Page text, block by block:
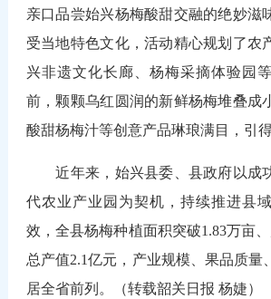
亲口品尝始兴杨梅酸甜交融的绝妙滋
受当地特色文化，活动精心规划了农
兴非遗文化长廊、杨梅采摘体验园
前，颗颗乌红圆润的新鲜杨梅堆叠成
酸甜杨梅汁等创意产品琳琅满目，引
近年来，始兴县委、县政府以成
代农业产业园为契机，持续推进县
效，全县杨梅种植面积突破1.83万亩、
总产值2.1亿元，产业规模、果品质量
居全省前列。（转载韶关日报 杨婕）